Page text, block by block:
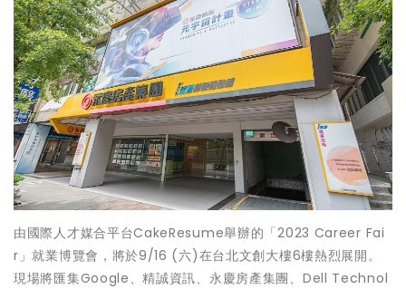
由國際人才媒合平台CakeResume舉辦的「2023 Career Fai
r」就業博覽會，將於9/16 (六)在台北文創大樓6樓熱烈展開。
現場將匯集Google、精誠資訊、永慶房產集團、Dell Technol